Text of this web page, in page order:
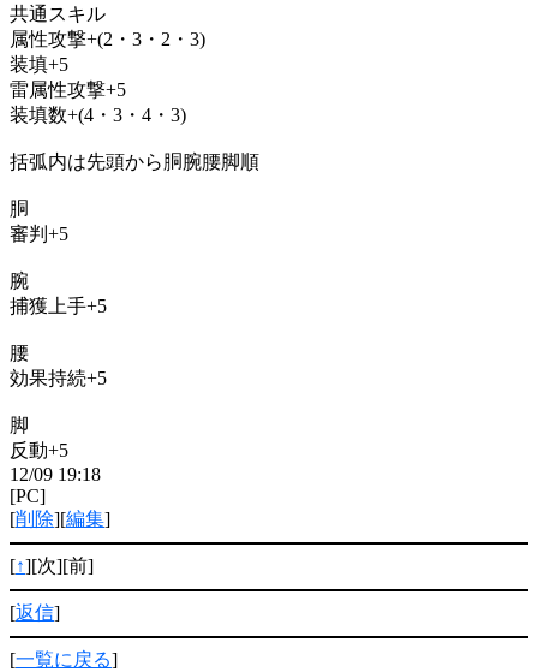
共通スキル
属性攻撃+(2・3・2・3)
装填+5
雷属性攻撃+5
装填数+(4・3・4・3)
括弧内は先頭から胴腕腰脚順
胴
審判+5
腕
捕獲上手+5
腰
効果持続+5
脚
反動+5
12/09 19:18
[PC]
[削除][編集]
[↑][次][前]
[返信]
[一覧に戻る]